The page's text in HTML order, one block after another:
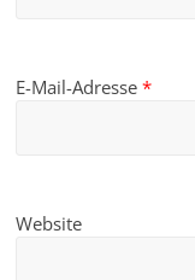
E-Mail-Adresse*
Website